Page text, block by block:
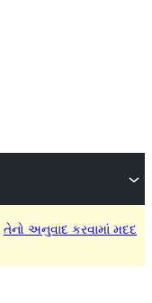
તેનો અનુવાદ કરવામાં મદદ